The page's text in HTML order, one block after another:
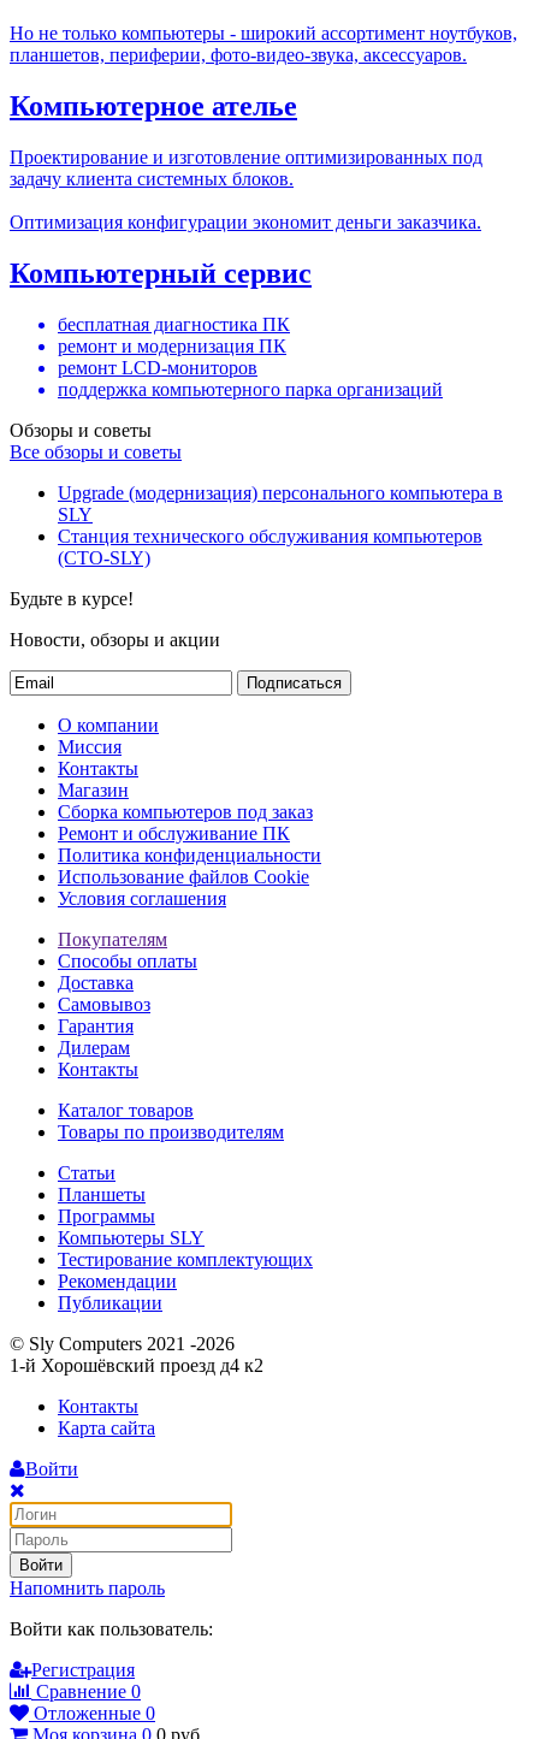
Но не только компьютеры - широкий ассортимент ноутбуков,
планшетов, периферии, фото-видео-звука, аксессуаров.
Компьютерное ателье
Проектирование и изготовление оптимизированных под
задачу клиента системных блоков.
Оптимизация конфигурации экономит деньги заказчика.
Компьютерный сервис
бесплатная диагностика ПК
ремонт и модернизация ПК
ремонт LCD-мониторов
поддержка компьютерного парка организаций
Обзоры и советы
Все обзоры и советы
Upgrade (модернизация) персонального компьютера в
SLY
Станция технического обслуживания компьютеров
(СТО-SLY)
Будьте в курсе!
Новости, обзоры и акции
Подписаться
О компании
Миссия
Контакты
Магазин
Сборка компьютеров под заказ
Ремонт и обслуживание ПК
Политика конфиденциальности
Использование файлов Cookie
Условия соглашения
Покупателям
Способы оплаты
Доставка
Самовывоз
Гарантия
Дилерам
Контакты
Каталог товаров
Товары по производителям
Статьи
Планшеты
Программы
Компьютеры SLY
Тестирование комплектующих
Рекомендации
Публикации
© Sly Computers 2021 -2026
1-й Хорошёвский проезд д4 к2
Контакты
Карта сайта
Войти
Войти
Напомнить пароль
Войти как пользователь:
Регистрация
Сравнение 0
Отложенные 0
Моя корзина 0 0 руб.